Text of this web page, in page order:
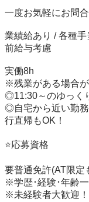
一度お気軽にお問
業績給あり / 各種
前給与考慮
実働8h
※残業がある場合が
◎11:30～のゆっく
◎自宅から近い勤
行直帰もOK！
⭐️応募資格
要普通免許(AT限定
※学歴･経験･年齢一
※未経験者大歓迎！